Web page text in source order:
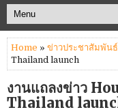
Home » ข่าวประชาสัมพันธ์
Thailand launch
งานแถลงข่าว
Thailand